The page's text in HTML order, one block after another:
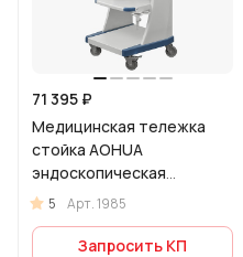
71 395 ₽
Медицинская тележка
стойка AOHUA
эндоскопическая
пластиковая
5 Арт.1985
Запросить КП